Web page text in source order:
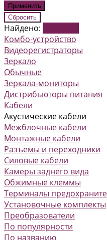
Найдено:
Комбо-устройство
Видеорегистраторы
Зеркало
Обычные
Зеркала-мониторы
Дистрибьюторы питания
Кабели
Акустические кабели
Межблочные кабели
Монтажные кабели
Разъемы и переходники
Силовые кабели
Камеры заднего вида
Обжимные клеммы
Терминалы
Установочные комплекты
Преобразователи
По популярности
По названию